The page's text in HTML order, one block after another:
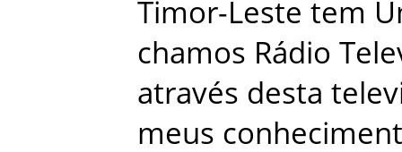
Timor-Leste tem
chamos Rádio
através desta
meus